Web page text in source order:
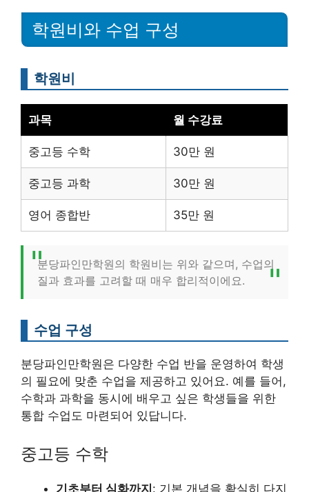
학원비와 수업 구성
학원비
과목 월 수강료
중고등 수학 30만 원
중고등 과학 30만 원
영어 종합반 35만 원
분당파인만학원의 학원비는 위와 같으며, 수업의
질과 효과를 고려할 때 매우 합리적이에요.
수업 구성
분당파인만학원은 다양한 수업 반을 운영하여 학생
의 필요에 맞춘 수업을 제공하고 있어요. 예를 들어,
수학과 과학을 동시에 배우고 싶은 학생들을 위한
통합 수업도 마련되어 있답니다.
중고등 수학
기초부터 심화까지 : 기본 개념을 확실히 다지